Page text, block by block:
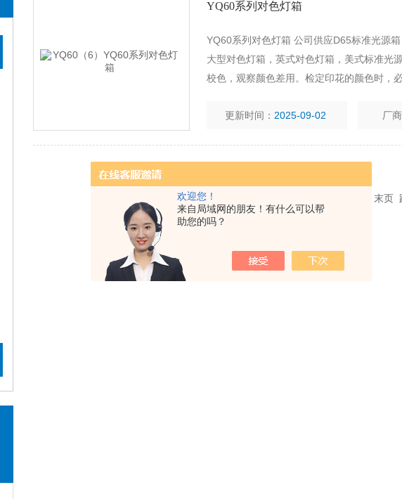
欢迎您！
来自局域网的朋友！有什么可以帮
助您的吗？
YQ60系列对色灯箱
YQ60系列对色灯箱 公司供应D65标准光源
大型对色灯箱，英式对色灯箱，美式标准光
校色，观察颜色差用。检定印花的颜色时，
更新时间： 2025-09-02 厂
共 1 条记录，当前 1 / 1 页 首页 上一页 下一页 末页